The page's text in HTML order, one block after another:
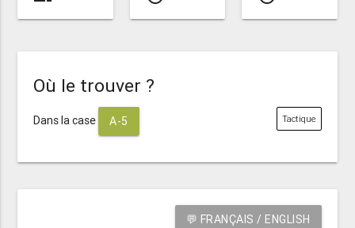
Où le trouver ?
Dans la case A-5 Tactique
💬 FRANÇAIS / ENGLISH